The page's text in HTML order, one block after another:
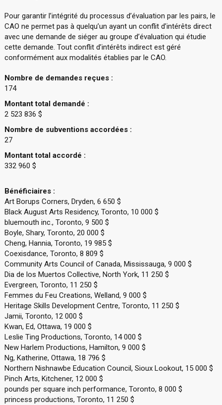
Pour garantir l’intégrité du processus d’évaluation par les pairs, le
CAO ne permet pas à quelqu’un ayant un conflit d’intérêts direct
avec une demande de siéger au groupe d’évaluation qui étudie
cette demande. Tout conflit d’intérêts indirect est géré
conformément aux modalités établies par le CAO.
Nombre de demandes reçues :
174
Montant total demandé :
2 523 836 $
Nombre de subventions accordées :
27
Montant total accordé :
332 960 $
Bénéficiaires :
Art Borups Corners, Dryden, 6 650 $
Black August Arts Residency, Toronto, 10 000 $
bluemouth inc., Toronto, 9 500 $
Boyle, Shary, Toronto, 20 000 $
Cheng, Hannia, Toronto, 19 985 $
Coexisdance, Toronto, 8 809 $
Community Arts Council of Canada, Mississauga, 9 000 $
Dia de los Muertos Collective, North York, 11 250 $
Evergreen, Toronto, 11 250 $
Femmes du Feu Creations, Welland, 9 000 $
Heritage Skills Development Centre, Toronto, 11 250 $
Jamii, Toronto, 12 000 $
Kwan, Ed, Ottawa, 19 000 $
Leslie Ting Productions, Toronto, 14 000 $
New Harlem Productions, Hamilton, 9 000 $
Ng, Katherine, Ottawa, 18 796 $
Northern Nishnawbe Education Council, Sioux Lookout, 15 000 $
Pinch Arts, Kitchener, 12 000 $
pounds per square inch performance, Toronto, 8 000 $
princess productions, Toronto, 11 250 $